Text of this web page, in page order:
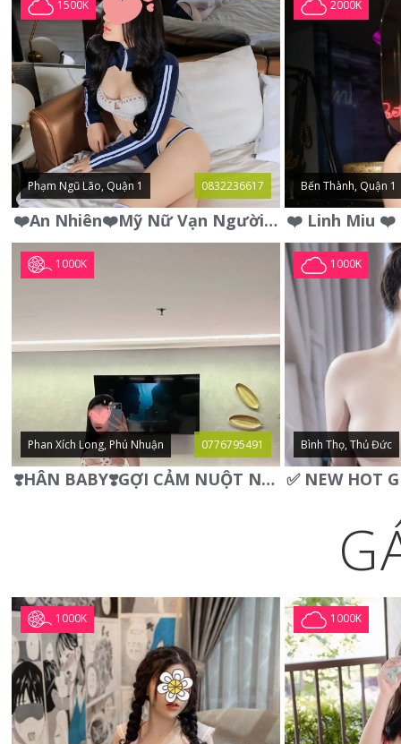
1500K
Phạm Ngũ Lão, Quận 1 0832236617
❤️An Nhiên❤️Mỹ Nữ Vạn Người Mê,Da Trắng, Mặt Xynh, Đẹp Từng
2000K
Bến Thành, Quận 1
1000K
Phan Xích Long, Phú Nhuận 0776795491
❣️HÂN BABY❣️GỢI CẢM NUỘT NÀ DÁNG SON XINH XINH QUYẾN RŨ
1000K
Bình Thọ, Thủ Đức
1000K 1000K